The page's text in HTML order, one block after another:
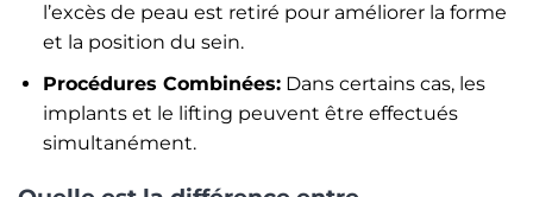
l’excès de peau est retiré pour améliorer la forme
et la position du sein.
Procédures Combinées:Dans certains cas, les
implants et le lifting peuvent être effectués
simultanément.